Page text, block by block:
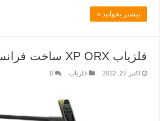
بیشتر بخوانید »
فلزیاب XP ORX ساخت فرانسه
اکتبر 27, 2022 فلزیاب 0